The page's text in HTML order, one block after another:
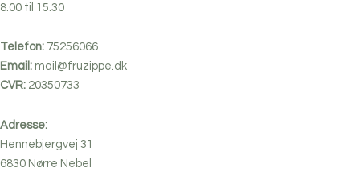
8.00 til 15.30
Telefon: 75256066
Email: mail@fruzippe.dk
CVR: 20350733
Adresse:
Hennebjergvej 31
6830 Nørre Nebel